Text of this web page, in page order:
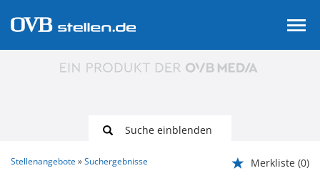
Suche einblenden
Stellenangebote Suchergebnisse Merkliste (0)